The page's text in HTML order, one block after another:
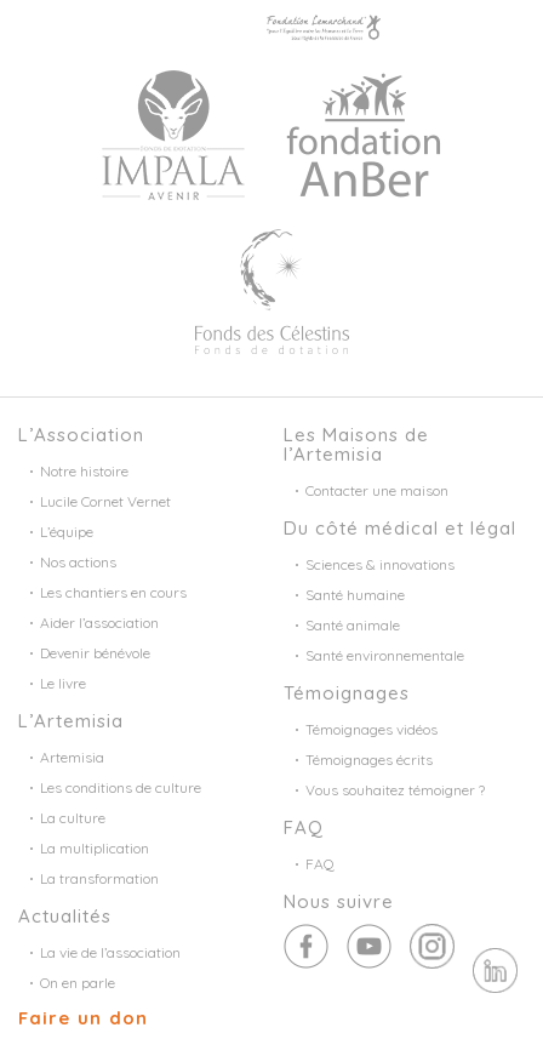
L’Association
Notre histoire
Lucile Cornet Vernet
L’équipe
Nos actions
Les chantiers en cours
Aider l’association
Devenir bénévole
Le livre
L’Artemisia
Artemisia
Les conditions de culture
La culture
La multiplication
La transformation
Actualités
La vie de l’association
On en parle
Faire un don
Les Maisons de
l’Artemisia
Contacter une maison
Du côté médical et légal
Sciences & innovations
Santé humaine
Santé animale
Santé environnementale
Témoignages
Témoignages vidéos
Témoignages écrits
Vous souhaitez témoigner ?
FAQ
FAQ
Nous suivre